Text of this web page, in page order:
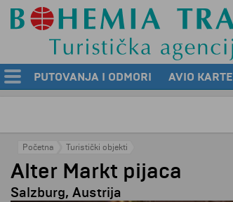
PUTOVANJA I ODMORI AVIO KARTE
Početna Turistički objekti
Alter Markt pijaca
Salzburg, Austrija